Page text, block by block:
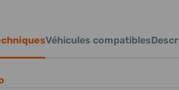
Véhicules compatibles